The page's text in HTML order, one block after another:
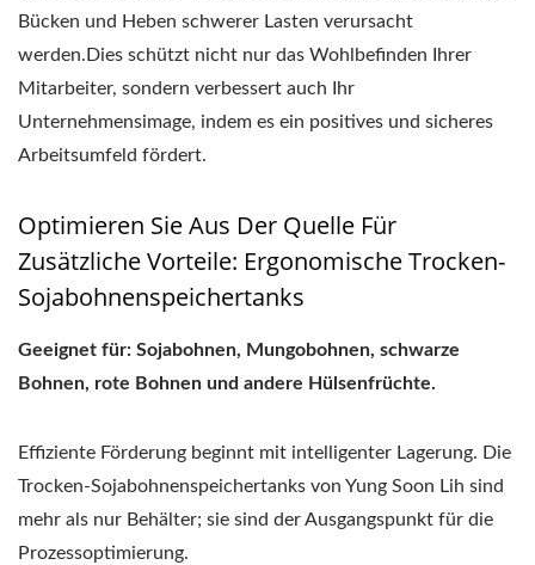
Bücken und Heben schwerer Lasten verursacht
werden.Dies schützt nicht nur das Wohlbefinden Ihrer
Mitarbeiter, sondern verbessert auch Ihr
Unternehmensimage, indem es ein positives und sicheres
Arbeitsumfeld fördert.
Optimieren Sie Aus Der Quelle Für
Zusätzliche Vorteile: Ergonomische Trocken-
Sojabohnenspeichertanks
Geeignet für: Sojabohnen, Mungobohnen, schwarze
Bohnen, rote Bohnen und andere Hülsenfrüchte.
Effiziente Förderung beginnt mit intelligenter Lagerung. Die
Trocken-Sojabohnenspeichertanks von Yung Soon Lih sind
mehr als nur Behälter; sie sind der Ausgangspunkt für die
Prozessoptimierung.